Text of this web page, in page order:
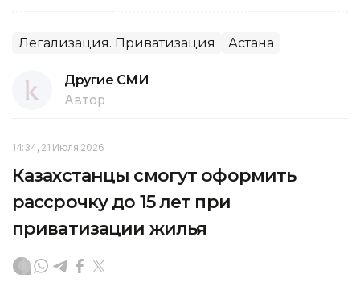
Легализация. Приватизация Астана
Другие СМИ
Автор
14:34, 21 Июля 2026
Казахстанцы смогут оформить
рассрочку до 15 лет при
приватизации жилья